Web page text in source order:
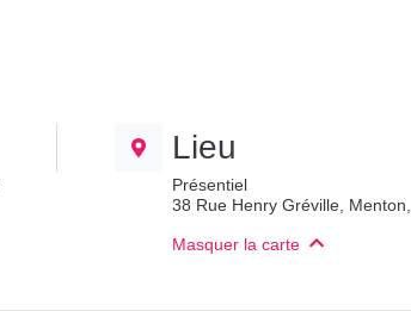
Lieu
Présentiel
38 Rue Henry Gréville,
Masquer la carte